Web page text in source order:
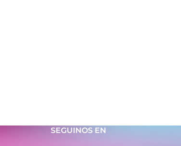
SEGUINOS EN